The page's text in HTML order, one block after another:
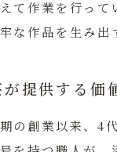
て作業を行っ
な作品を生み出
提供する価
の創業以来、4